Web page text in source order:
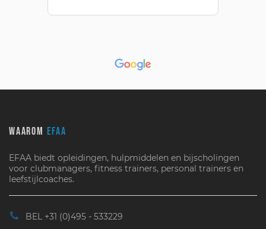
WAAROM EFAA
EFAA biedt opleidingen, hulpmiddelen en bijscholingen
voor clubmanagers, fitness trainers, personal trainers en
leefstijlcoaches.
BEL +31 (0)495 - 533229